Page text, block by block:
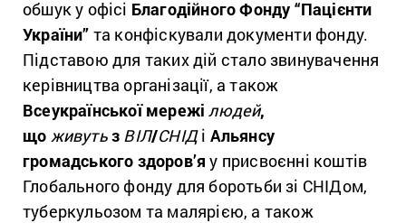
обшук у офісі Благодійного Фонду “Пацієнти
України” та конфіскували документи фонду.
Підставою для таких дій стало звинувачення
керівництва організації, а також
Всеукраїнської мережілюдей,
що живутьз ВІЛ/СНІД і Альянсу
громадського здоров’я у присвоєнні коштів
Глобального фонду для боротьби зі СНІДом,
туберкульозом та малярією, а також